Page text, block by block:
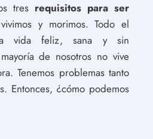
tres requisitos para ser
y morimos. Todo el
vida feliz, sana y sin
de nosotros no vive
Tenemos problemas tanto
Entonces, ¿cómo podemos